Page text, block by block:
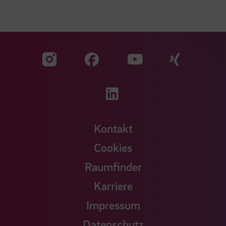
Zu unserer Facebook
Zu
Zu unserer
Kontakt
Cookies
Raumfinder
Karriere
Impressum